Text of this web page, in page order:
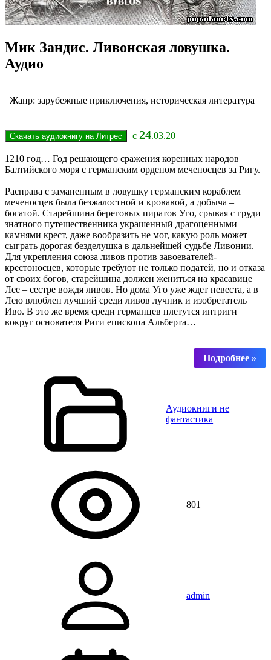
Мик Зандис. Ливонская ловушка.
Аудио
Жанр: зарубежные приключения, историческая литература
с 24.03.20
1210 год… Год решающего сражения коренных народов
Балтийского моря с германским орденом меченосцев за Ригу.
Расправа с заманенным в ловушку германским кораблем
меченосцев была безжалостной и кровавой, а добыча –
богатой. Старейшина береговых пиратов Уго, срывая с груди
знатного путешественника украшенный драгоценными
камнями крест, даже вообразить не мог, какую роль может
сыграть дорогая безделушка в дальнейшей судьбе Ливонии.
Для укрепления союза ливов против завоевателей-
крестоносцев, которые требуют не только податей, но и отказа
от своих богов, старейшина должен жениться на красавице
Лее – сестре вождя ливов. Но дома Уго уже ждет невеста, а в
Лею влюблен лучший среди ливов лучник и изобретатель
Иво. В это же время среди германцев плетутся интриги
вокруг основателя Риги епископа Альберта…
Аудиокниги не
фантастика
801
admin